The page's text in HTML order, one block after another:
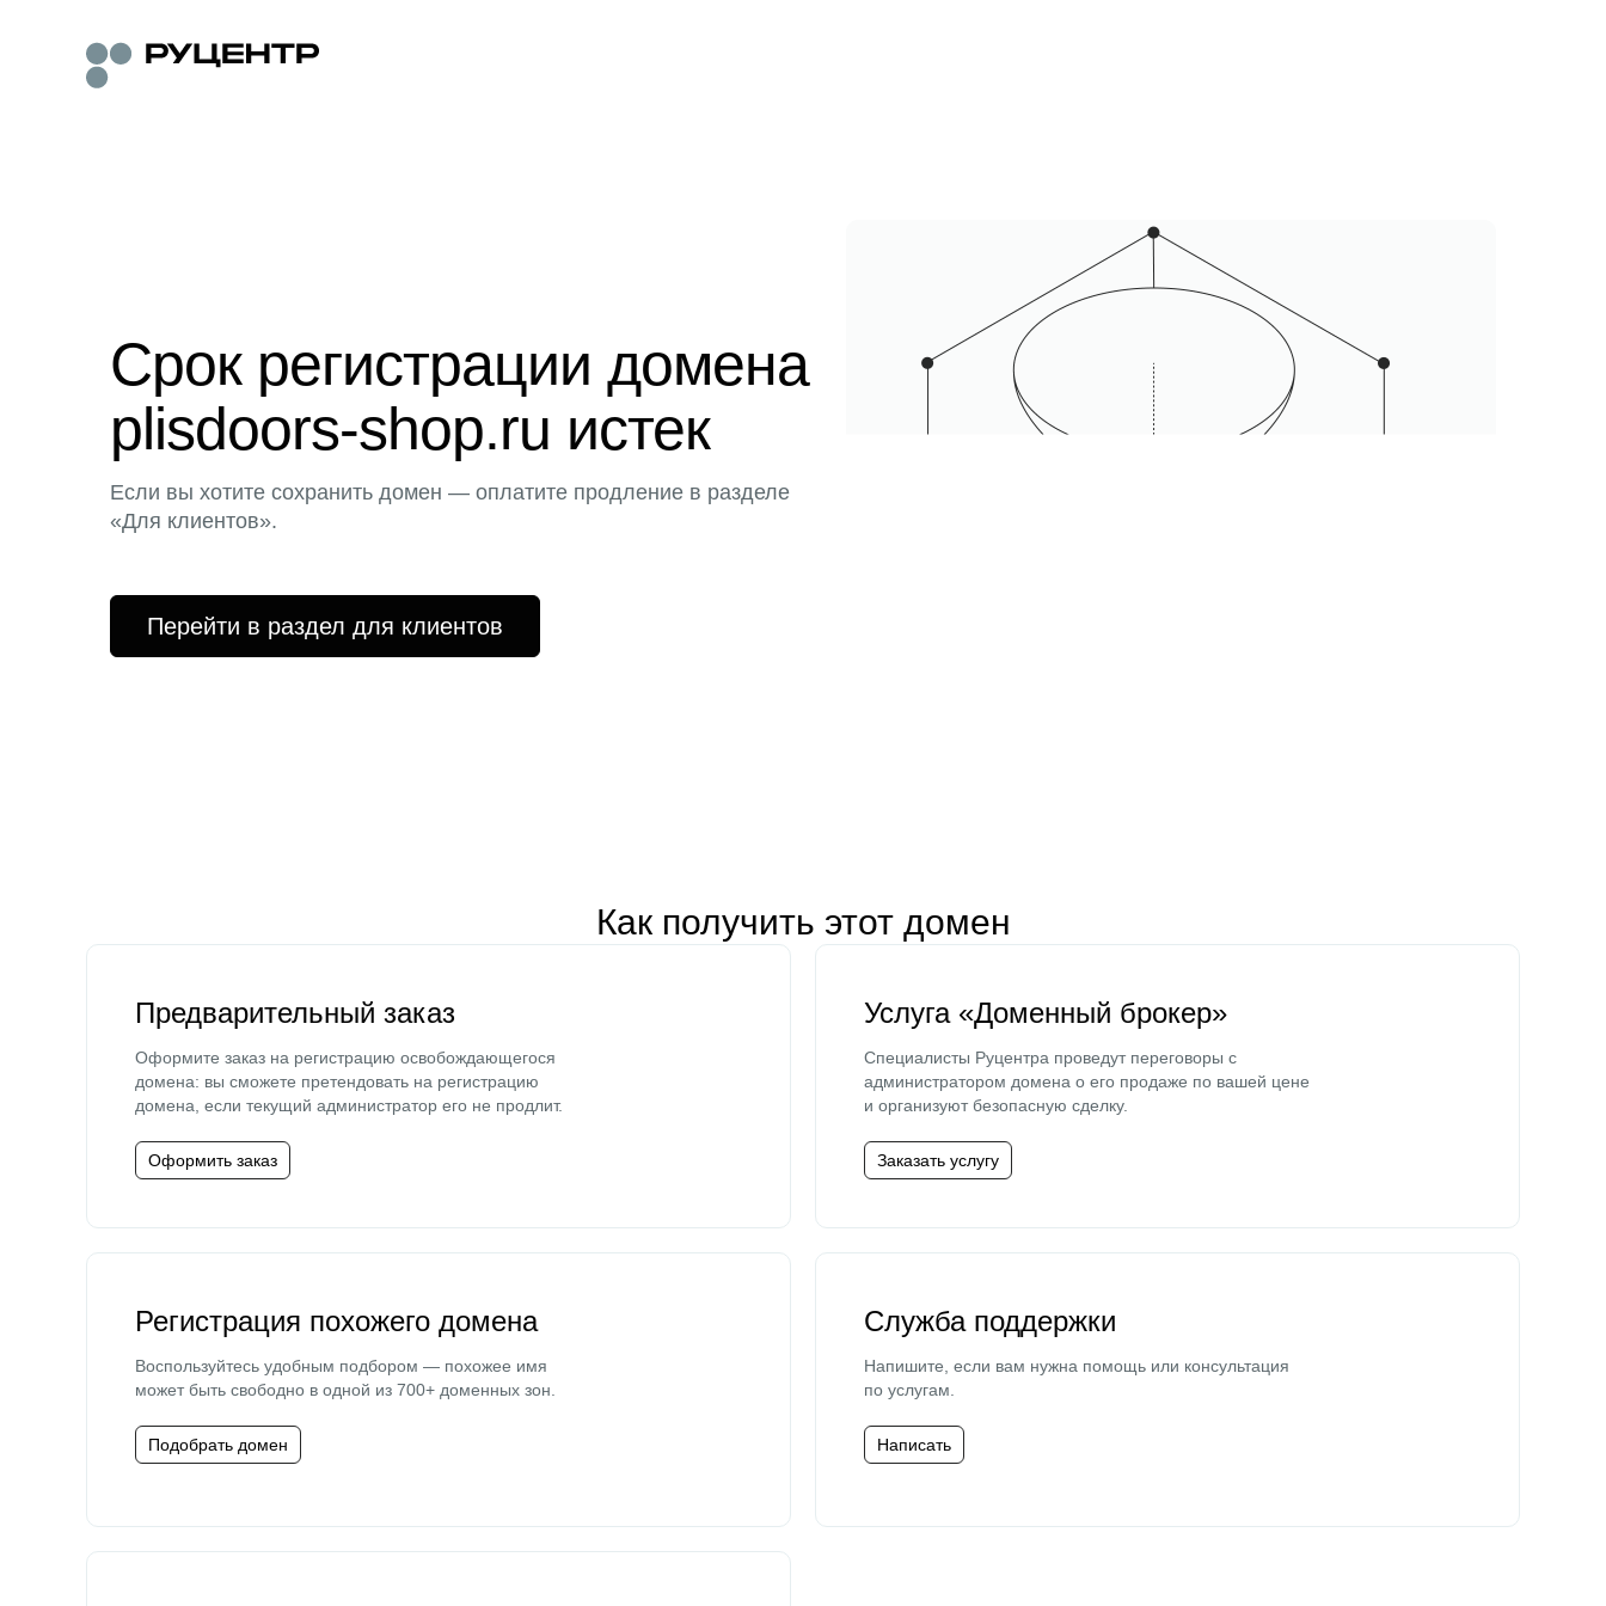
Срок регистрации домена
plisdoors-shop.ru истек
Если вы хотите сохранить домен — оплатите продление в разделе
«Для клиентов».
Перейти в раздел для клиентов
Как получить этот домен
Предварительный заказ
Оформите заказ на регистрацию освобождающегося
домена: вы сможете претендовать на регистрацию
домена, если текущий администратор его не продлит.
Оформить заказ
Услуга «Доменный брокер»
Специалисты Руцентра проведут переговоры с
администратором домена о его продаже по вашей цене
и организуют безопасную сделку.
Заказать услугу
Регистрация похожего домена
Воспользуйтесь удобным подбором — похожее имя
может быть свободно в одной из 700+ доменных зон.
Подобрать домен
Служба поддержки
Напишите, если вам нужна помощь или консультация
по услугам.
Написать